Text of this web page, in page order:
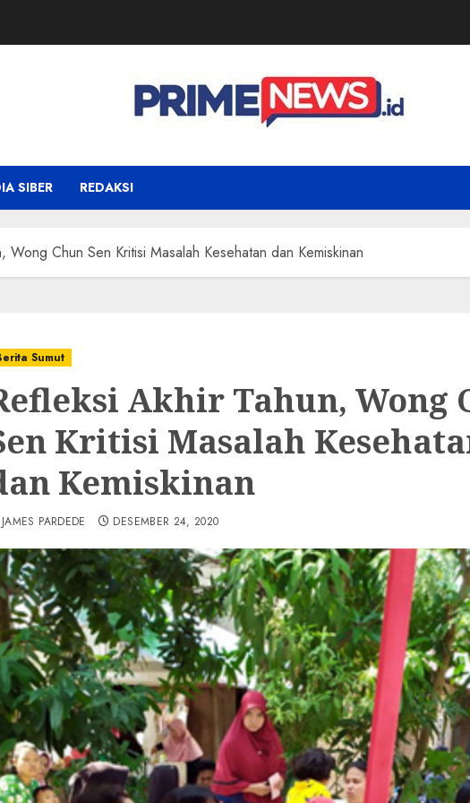
SIBER REDAKSI
Wong Chun Sen Kritisi Masalah Kesehatan dan Kemiskinan
Sumut
Akhir Tahun, Wong
Kritisi Masalah
Kemiskinan
JAMES PARDEDE DESEMBER 24, 2020